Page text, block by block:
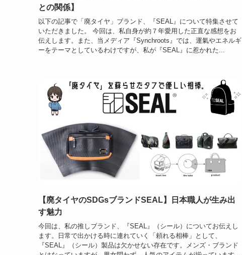
との関係】
以下の記事で「廃タイヤ」ブランド、『SEAL』について特集させて
いただきました。 今回は、私自身が約７年愛用した正直な感想をお
伝えします。また、当メディア『Synchroots』では、運氣やエネルギ
ーをテーマとしているわけですが、私が『SEAL』に惹かれた...
【廃タイヤのSDGsブランドSEAL】日本職人が生み出
す魅力
今回は、私の推しブランド、『SEAL』（シール）についてお伝えし
ます。日常で出かける時に連れていく「頼れる相棒」として、
『SEAL』（シール）製品は欠かせない存在です。メンズ・ブランド